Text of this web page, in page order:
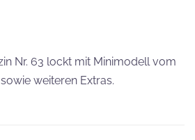
Nr. 63 lockt mit Minimodell vom
weiteren Extras.